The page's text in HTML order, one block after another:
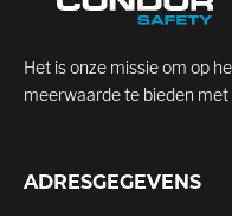
Het is onze missie om op
meerwaarde te bieden
ADRESGEGEVENS